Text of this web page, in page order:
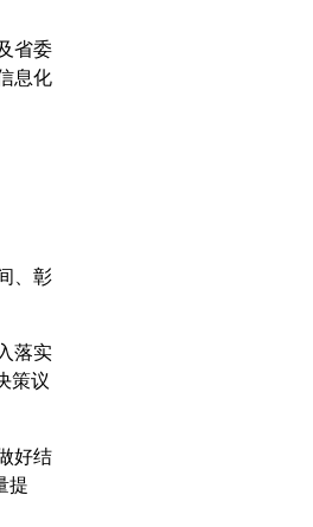
省委
息化
、彰
落实
策议
好结
提